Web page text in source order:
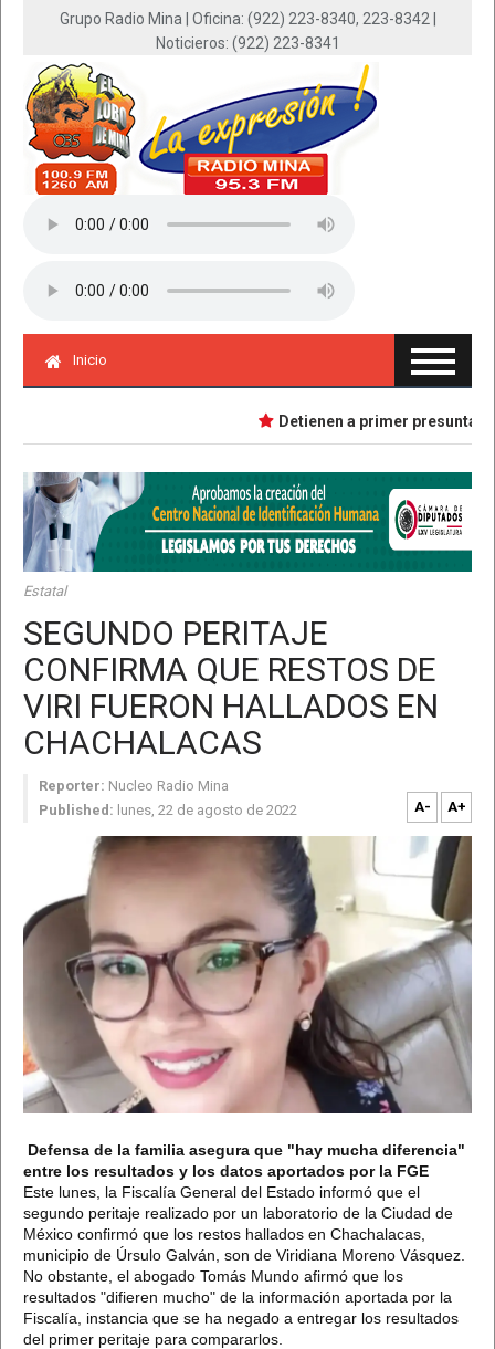
Grupo Radio Mina | Oficina: (922) 223-8340, 223-8342 |
Noticieros: (922) 223-8341
Inicio
Detienen a primer presunta
Estatal
SEGUNDO PERITAJE
CONFIRMA QUE RESTOS DE
VIRI FUERON HALLADOS EN
CHACHALACAS
Reporter: Nucleo Radio Mina
Published: lunes, 22 de agosto de 2022 A- A+
Defensa de la familia asegura que "hay mucha diferencia"
entre los resultados y los datos aportados por la FGE
Este lunes, la Fiscalía General del Estado informó que el
segundo peritaje realizado por un laboratorio de la Ciudad de
México confirmó que los restos hallados en Chachalacas,
municipio de Úrsulo Galván, son de Viridiana Moreno Vásquez.
No obstante, el abogado Tomás Mundo afirmó que los
resultados "difieren mucho" de la información aportada por la
Fiscalía, instancia que se ha negado a entregar los resultados
del primer peritaje para compararlos.